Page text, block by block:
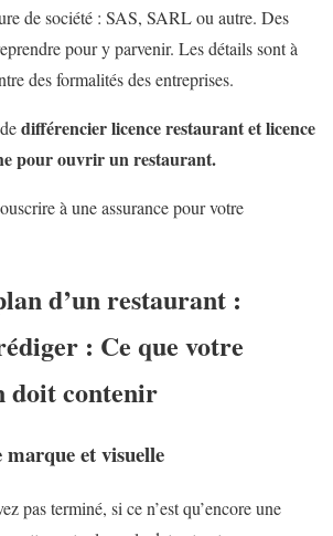
de société : SAS, SARL ou autre. Des
pour y parvenir. Les détails sont à
des formalités des entreprises.
différencier licence restaurant et licence
pour ouvrir un restaurant.
à une assurance pour votre
d’un restaurant :
: Ce que votre
doit contenir
marque et visuelle
pas terminé, si ce n’est qu’encore une